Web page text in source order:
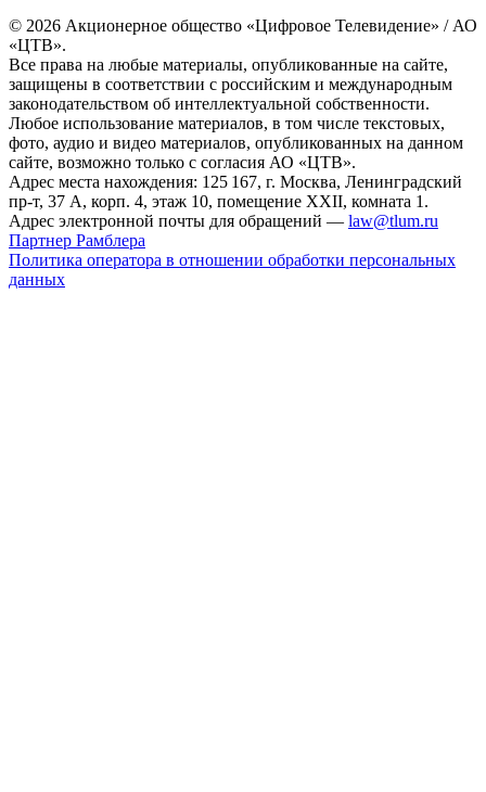
© 2026 Акционерное общество «Цифровое Телевидение» / АО
«ЦТВ».
Все права на любые материалы, опубликованные на сайте,
защищены в соответствии с российским и международным
законодательством об интеллектуальной собственности.
Любое использование материалов, в том числе текстовых,
фото, аудио и видео материалов, опубликованных на данном
сайте, возможно только с согласия АО «ЦТВ».
Адрес места нахождения: 125 167, г. Москва, Ленинградский
пр-т, 37 А, корп. 4, этаж 10, помещение XXII, комната 1.
Адрес электронной почты для обращений — law@tlum.ru
Партнер Рамблера
Политика оператора в отношении обработки персональных
данных